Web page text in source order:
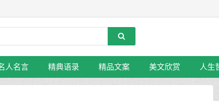
人名言 精典语录 精品文案 美文欣赏 人生